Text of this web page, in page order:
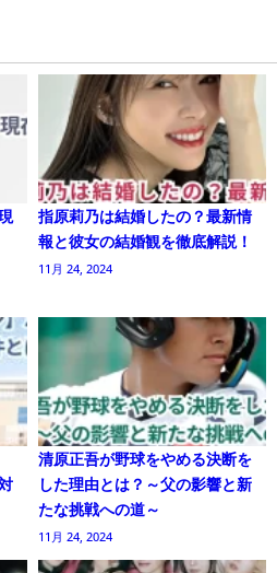
指原莉乃は結婚したの？最新情
報と彼女の結婚観を徹底解説！
11月 24, 2024
清原正吾が野球をやめる決断を
した理由とは？～父の影響と新
たな挑戦への道～
11月 24, 2024